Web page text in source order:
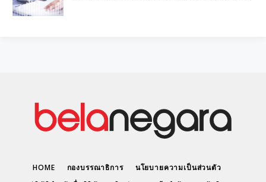
HOME กองบรรณาธิการ
นโยบายความเป็นส่วนตัว